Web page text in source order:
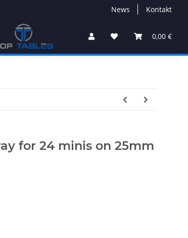
News Kontakt
0,00 €
for 24 minis on 25mm